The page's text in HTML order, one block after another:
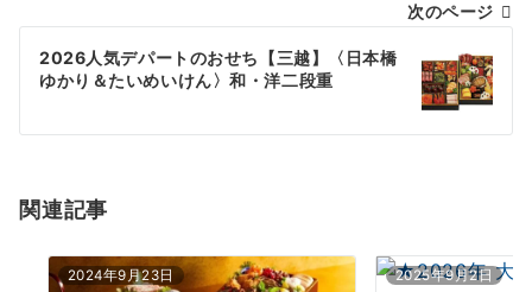
ビ
ゲ
シ
ン
次のページ
2026人気デパートのおせち【三越】〈日本橋
ゆかり＆たいめいけん〉和・洋二段重
関連記事
2024年9月23日 2025年9月2日